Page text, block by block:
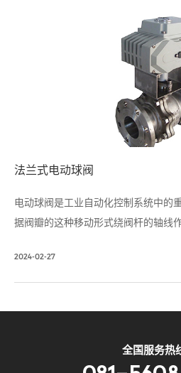
法兰式电动球阀
电动球阀是工业自动化控制系统中的
据阀瓣的这种移动形式绕阀杆的轴线
介质，亦可用于流体的调节与控制，
管道压元件。
2024-02-27
全国服务热